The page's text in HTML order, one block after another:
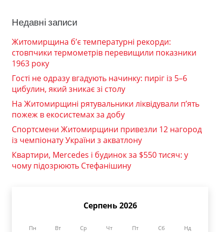
Недавні записи
Житомирщина б’є температурні рекорди:
стовпчики термометрів перевищили показники
1963 року
Гості не одразу вгадують начинку: пиріг із 5–6
цибулин, який зникає зі столу
На Житомирщині рятувальники ліквідували п’ять
пожеж в екосистемах за добу
Спортсмени Житомирщини привезли 12 нагород
із чемпіонату України з акватлону
Квартири, Mercedes і будинок за $550 тисяч: у
чому підозрюють Стефанішину
Серпень 2026
Пн Вт Ср Чт Пт Сб Нд